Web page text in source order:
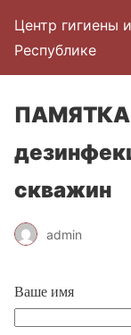
Центр гигиены
Республике
скважин
admin
Ваше имя